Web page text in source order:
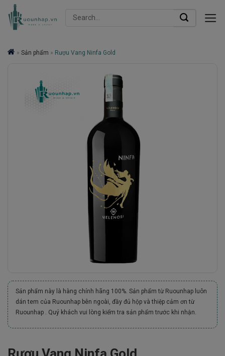
Skip
Search
» Sản phẩm » Rượu Vang Ninfa Gold
Sản phẩm này là hàng chính hãng 100%. Sản phẩm từ Ruounhap luôn
dán tem của Ruounhap bên ngoài, đầy đủ hộp và thiệp cảm ơn từ
Ruounhap . Quý khách vui lòng kiểm tra sản phẩm trước khi nhận.